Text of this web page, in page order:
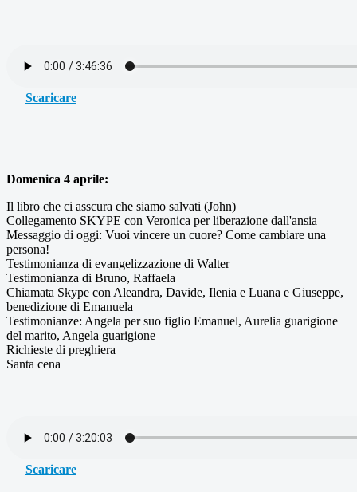
Scaricare
Domenica 4 aprile:
Il libro che ci asscura che siamo salvati (John)
Collegamento SKYPE con Veronica per liberazione dall'ansia
Messaggio di oggi: Vuoi vincere un cuore? Come cambiare una
persona!
Testimonianza di evangelizzazione di Walter
Testimonianza di Bruno, Raffaela
Chiamata Skype con Aleandra, Davide, Ilenia e Luana e Giuseppe,
benedizione di Emanuela
Testimonianze: Angela per suo figlio Emanuel, Aurelia guarigione
del marito, Angela guarigione
Richieste di preghiera
Santa cena
Scaricare